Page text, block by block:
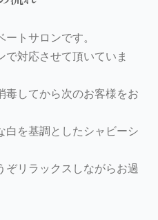
トサロンです。
対応させて頂いていま
毒してから次のお客様をお
白を基調としたシャビーシ
ぞリラックスしながらお過